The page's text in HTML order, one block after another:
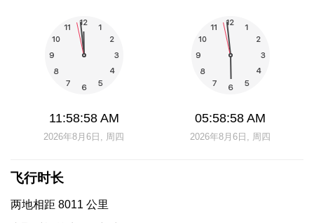
11:58:58 AM
2026年8月6日, 周四
05:58:58 AM
2026年8月6日, 周四
飞行时长
两地相距 8011 公里